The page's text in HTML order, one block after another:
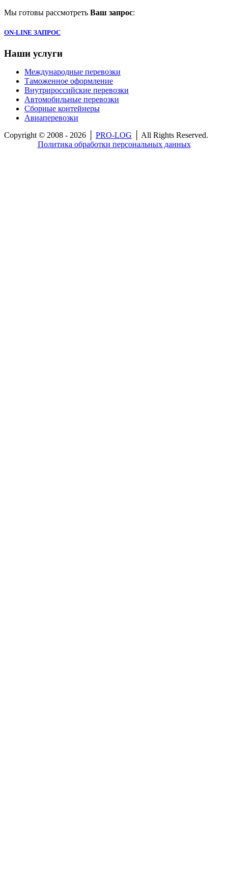
Мы готовы рассмотреть Ваш запрос:
ON-LINE ЗАПРОС
Наши услуги
Международные перевозки
Таможенное оформление
Внутрироссийские перевозки
Автомобильные перевозки
Сборные контейнеры
Авиаперевозки
Copyright © 2008 - 2026 │ PRO-LOG │ All Rights Reserved.
Политика обработки персональных данных